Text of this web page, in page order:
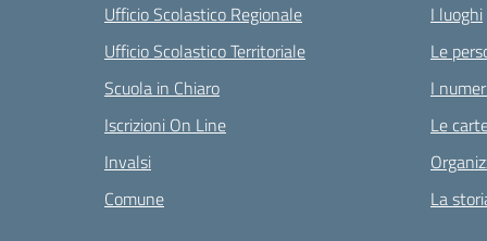
Ufficio Scolastico Regionale
Ufficio Scolastico Territoriale
Scuola in Chiaro
Iscrizioni On Line
Invalsi
Comune
I luoghi
Le
I
Le
La